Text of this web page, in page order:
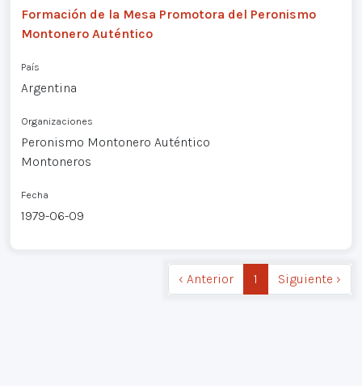
Formación de la Mesa Promotora del Peronismo
Montonero Auténtico
País
Argentina
Organizaciones
Peronismo Montonero Auténtico
Montoneros
Fecha
1979-06-09
‹ Anterior 1 Siguiente ›